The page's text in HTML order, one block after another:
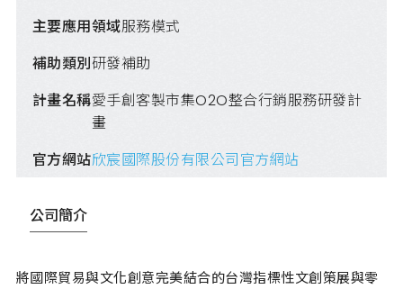
主要應用領域服務模式
補助類別研發補助
計畫名稱愛手創客製市集O2O整合行銷服務研發計
畫
官方網站欣宸國際股份有限公司官方網站
公司簡介
將國際貿易與文化創意完美結合的台灣指標性文創策展與零